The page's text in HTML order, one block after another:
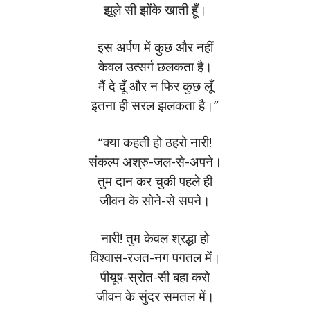
झूले सी झोंके खाती हूँ।
इस अर्पण में कुछ और नहीं
केवल उत्सर्ग छलकता है।
मैं दे दूँ और न फिर कुछ लूँ
इतना ही सरल झलकता है।”
“क्या कहती हो ठहरो नारी!
संकल्प अश्रु-जल-से-अपने।
तुम दान कर चुकी पहले ही
जीवन के सोने-से सपने।
नारी! तुम केवल श्रद्धा हो
विश्वास-रजत-नग पगतल में।
पीयूष-स्रोत-सी बहा करो
जीवन के सुंदर समतल में।